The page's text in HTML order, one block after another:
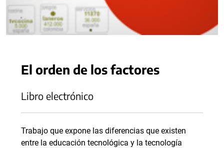
El orden de los factores
Libro electrónico
Trabajo que expone las diferencias que existen
entre la educación tecnológica y la tecnología